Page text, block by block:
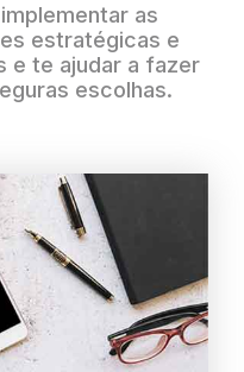
as
estratégicas e
e te ajudar a fazer
escolhas.